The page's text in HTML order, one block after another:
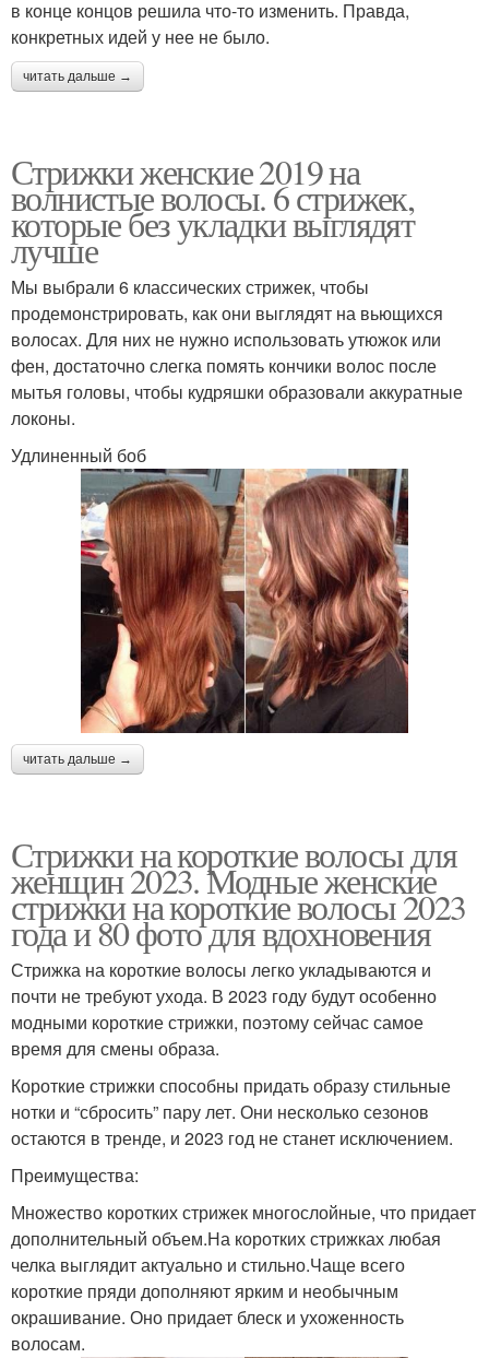
в конце концов решила что-то изменить. Правда,
конкретных идей у нее не было.
читать дальше →
Стрижки женские 2019 на
волнистые волосы. 6 стрижек,
которые без укладки выглядят
лучше
Мы выбрали 6 классических стрижек, чтобы
продемонстрировать, как они выглядят на вьющихся
волосах. Для них не нужно использовать утюжок или
фен, достаточно слегка помять кончики волос после
мытья головы, чтобы кудряшки образовали аккуратные
локоны.
Удлиненный боб
читать дальше →
Стрижки на короткие волосы для
женщин 2023. Модные женские
стрижки на короткие волосы 2023
года и 80 фото для вдохновения
Стрижка на короткие волосы легко укладываются и
почти не требуют ухода. В 2023 году будут особенно
модными короткие стрижки, поэтому сейчас самое
время для смены образа.
Короткие стрижки способны придать образу стильные
нотки и “сбросить” пару лет. Они несколько сезонов
остаются в тренде, и 2023 год не станет исключением.
Преимущества:
Множество коротких стрижек многослойные, что придает
дополнительный объем.На коротких стрижках любая
челка выглядит актуально и стильно.Чаще всего
короткие пряди дополняют ярким и необычным
окрашивание. Оно придает блеск и ухоженность
волосам.